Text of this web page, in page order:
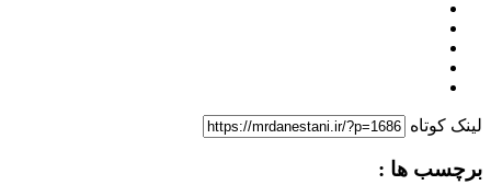
لینک کوتاه
برچسب ها :